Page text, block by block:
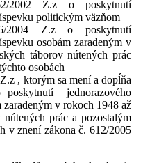
2002 Z.z o poskytnutí
politickým väzňom
2004 Z.z o poskytnutí
osobám zaradeným v
táborov nútených prác
osobách
, ktorým sa mení a dopĺňa
jednorazového
zaradeným v rokoch 1948 až
prác a pozostalým
v znení zákona č. 612/2005